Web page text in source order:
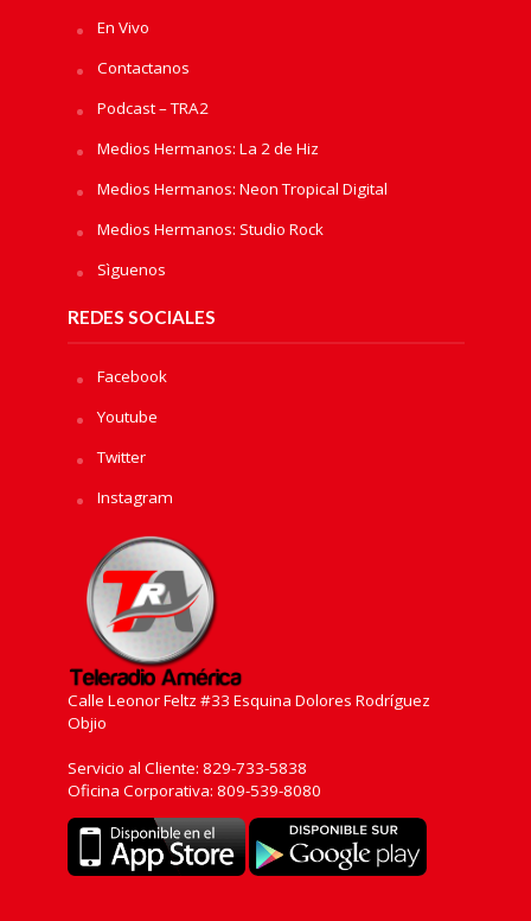
En Vivo
Contactanos
Podcast – TRA2
Medios Hermanos: La 2 de Hiz
Medios Hermanos: Neon Tropical Digital
Medios Hermanos: Studio Rock
Sìguenos
REDES SOCIALES
Facebook
Youtube
Twitter
Instagram
Calle Leonor Feltz #33 Esquina Dolores Rodríguez
Objio
Servicio al Cliente: 829-733-5838
Oficina Corporativa: 809-539-8080